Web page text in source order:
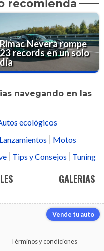
recomienda
Rimac Nevera rompe
23 records en un solo
día
navegando en las
ecológicos
Lanzamientos
Motos
Tips y Consejos Tuning
GALERIAS
Vende tu auto
Términos y condiciones